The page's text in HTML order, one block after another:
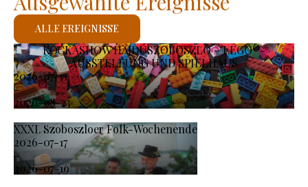
KOCKASHOW HAJDÚSZOBOSZLÓ – LEGO®-
AUSSTELLUNG UND SPIELHAUS
2026-07-11
-
2026-08-23
XXXI. Szoboszloer Folk-Wochenende
2026-07-17
-
2026-07-19
ALLE EREIGNISSE